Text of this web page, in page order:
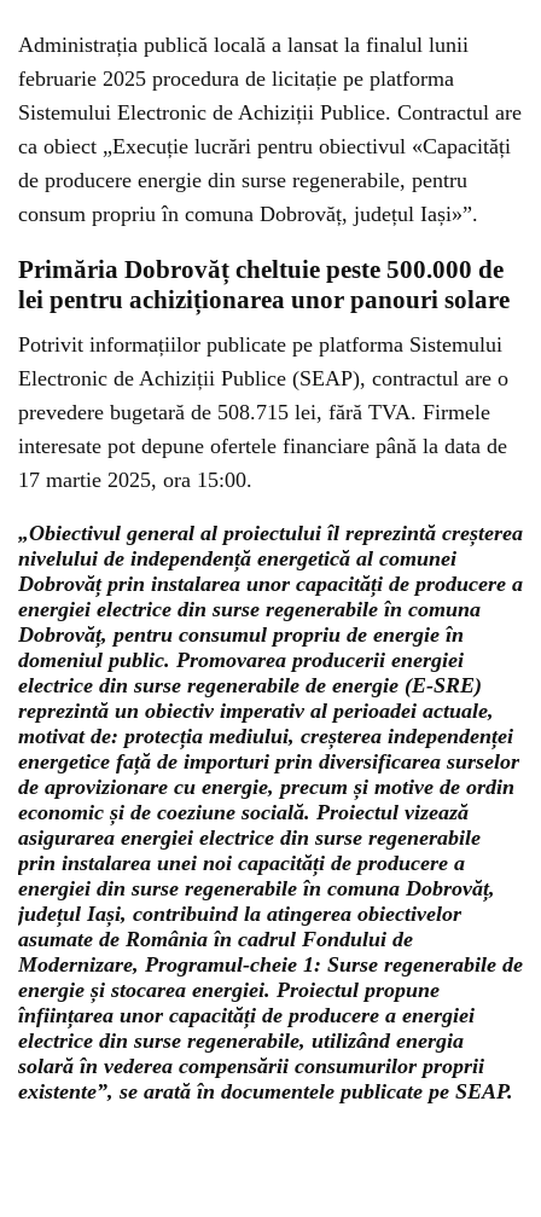
Administrația publică locală a lansat la finalul lunii
februarie 2025 procedura de licitație pe platforma
Sistemului Electronic de Achiziții Publice. Contractul are
ca obiect „Execuție lucrări pentru obiectivul «Capacități
de producere energie din surse regenerabile, pentru
consum propriu în comuna Dobrovăț, județul Iași»”.
Primăria Dobrovăț cheltuie peste 500.000 de
lei pentru achiziționarea unor panouri solare
Potrivit informațiilor publicate pe platforma Sistemului
Electronic de Achiziții Publice (SEAP), contractul are o
prevedere bugetară de 508.715 lei, fără TVA. Firmele
interesate pot depune ofertele financiare până la data de
17 martie 2025, ora 15:00.
„Obiectivul general al proiectului îl reprezintă creșterea
nivelului de independență energetică al comunei
Dobrovăț prin instalarea unor capacități de producere a
energiei electrice din surse regenerabile în comuna
Dobrovăț, pentru consumul propriu de energie în
domeniul public. Promovarea producerii energiei
electrice din surse regenerabile de energie (E-SRE)
reprezintă un obiectiv imperativ al perioadei actuale,
motivat de: protecția mediului, creșterea independenței
energetice față de importuri prin diversificarea surselor
de aprovizionare cu energie, precum și motive de ordin
economic și de coeziune socială. Proiectul vizează
asigurarea energiei electrice din surse regenerabile
prin instalarea unei noi capacități de producere a
energiei din surse regenerabile în comuna Dobrovăț,
județul Iași, contribuind la atingerea obiectivelor
asumate de România în cadrul Fondului de
Modernizare, Programul-cheie 1: Surse regenerabile de
energie și stocarea energiei. Proiectul propune
înființarea unor capacități de producere a energiei
electrice din surse regenerabile, utilizând energia
solară în vederea compensării consumurilor proprii
existente”, se arată în documentele publicate pe SEAP.